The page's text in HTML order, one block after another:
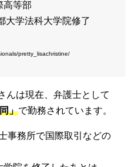
高等部
大学法科大学院修了
pretty_lisachristine/
んは現在、弁護士として
」で勤務されています。
事務所で国際取引などの